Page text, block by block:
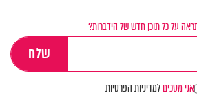
על כל תוכן חדש של הידברות?
אני מסכיםלמדיניות הפרטיות